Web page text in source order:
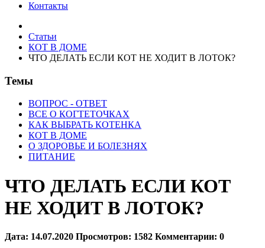
Контакты
Статьи
КОТ В ДОМЕ
ЧТО ДЕЛАТЬ ЕСЛИ КОТ НЕ ХОДИТ В ЛОТОК?
Темы
ВОПРОС - ОТВЕТ
ВСЕ О КОГТЕТОЧКАХ
КАК ВЫБРАТЬ КОТЕНКА
КОТ В ДОМЕ
О ЗДОРОВЬЕ И БОЛЕЗНЯХ
ПИТАНИЕ
ЧТО ДЕЛАТЬ ЕСЛИ КОТ
НЕ ХОДИТ В ЛОТОК?
Дата: 14.07.2020 Просмотров: 1582 Комментарии: 0